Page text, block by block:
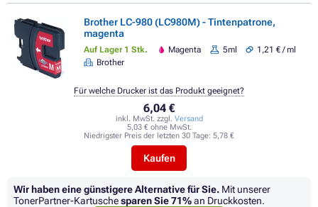
Brother LC-980 (LC980M) - Tintenpatrone,
magenta
Auf Lager 1 Stk. Magenta 5ml
1,21 € / ml
Brother
6,04 €
inkl. MwSt. zzgl. Versand
5,03 € ohne MwSt.
Niedrigster Preis der letzten 30 Tage: 5,78 €
Kaufen
Für welche Drucker ist das Produkt geeignet?
Wir haben eine günstigere Alternative für Sie. Mit unserer
TonerPartner-Kartuschesparen Sie71%an Druckkosten.